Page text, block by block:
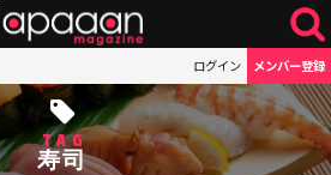
ログイン メンバー登録
TAG
寿司